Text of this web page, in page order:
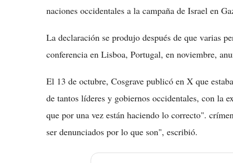
naciones occidentales a la campaña de Israel en
La declaración se produjo después de que varias
conferencia en Lisboa, Portugal, en noviembre,
El 13 de octubre, Cosgrave publicó en X que
de tantos líderes y gobiernos occidentales, con la
que por una vez están haciendo lo correcto".
ser denunciados por lo que son", escribió.